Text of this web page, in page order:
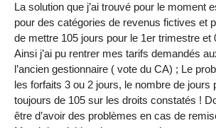
La solution que j’ai trouvé pour le moment
pour des catégories de revenus fictives et
de mettre 105 jours pour le 1er trimestre et
Ainsi j’ai pu rentrer mes tarifs demandés
l’ancien gestionnaire ( vote du CA) ; Le
les forfaits 3 ou 2 jours, le nombre de jours
toujours de 105 sur les droits constatés !
être d’avoir des problèmes en cas de